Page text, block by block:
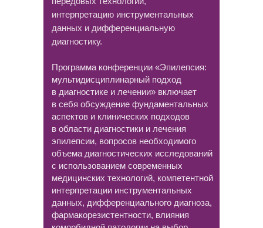
интерпретацию инструментальных
данных и дифференциальную
диагностику.
Программа конференции «Эпилепсия:
мультидисциплинарный подход
в диагностике и лечении» включает
в себя обсуждение фундаментальных
аспектов и клинических подходов
в области диагностики и лечения
эпилепсии, вопросов необходимого
объема диагностических исследований
c использованием современных
медицинских технологий, компетентной
интерпретации инструментальных
данных, дифференциального диагноза,
фармакорезистентности, влияния